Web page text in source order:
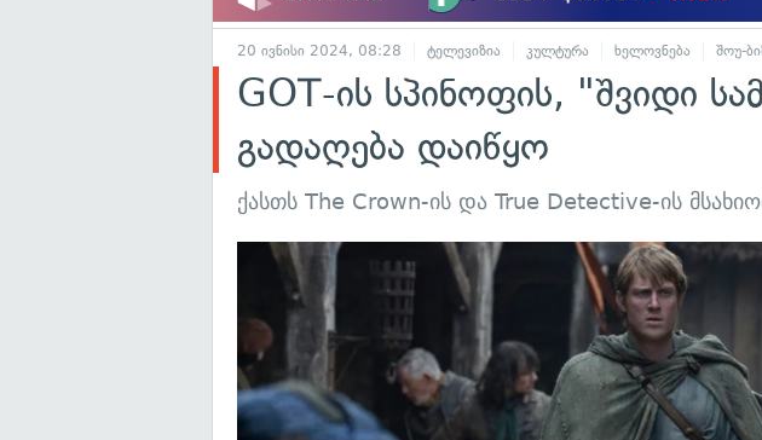
20 ივნისი 2024, 08:28 ტელევიზია კულტურა ხელოვნება შოუ-
GOT-ის სპინოფის, "შვიდი
გადაღება დაიწყო
ქასთს The Crown-ის და True Detective-ის